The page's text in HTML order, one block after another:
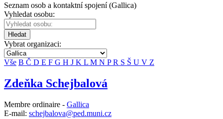
Seznam osob a kontaktní spojení (Gallica)
Vyhledat osobu:
Hledat
Vybrat organizaci:
Vše B Č D E F G H J K L M N PR S Š U V Z
Zdeňka Schejbalová
Membre ordinaire - Gallica
E-mail: schejbalova@ped.muni.cz